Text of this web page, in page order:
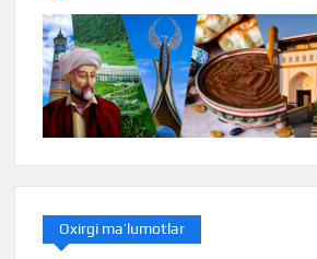
Oxirgi ma’lumotlar